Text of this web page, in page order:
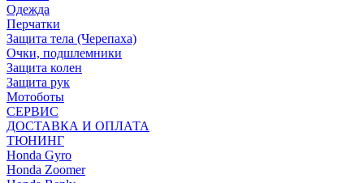
Одежда
Перчатки
Защита тела (Черепаха)
Очки, подшлемники
Защита колен
Защита рук
Мотоботы
СЕРВИС
ДОСТАВКА И ОПЛАТА
ТЮНИНГ
Honda Gyro
Honda Zoomer